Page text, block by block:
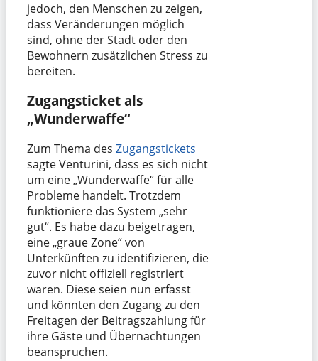
jedoch, den Menschen zu zeigen,
dass Veränderungen möglich
sind, ohne der Stadt oder den
Bewohnern zusätzlichen Stress zu
bereiten.
Zugangsticket als
„Wunderwaffe“
Zum Thema des Zugangstickets
sagte Venturini, dass es sich nicht
um eine „Wunderwaffe“ für alle
Probleme handelt. Trotzdem
funktioniere das System „sehr
gut“. Es habe dazu beigetragen,
eine „graue Zone“ von
Unterkünften zu identifizieren, die
zuvor nicht offiziell registriert
waren. Diese seien nun erfasst
und könnten den Zugang zu den
Freitagen der Beitragszahlung für
ihre Gäste und Übernachtungen
beanspruchen.